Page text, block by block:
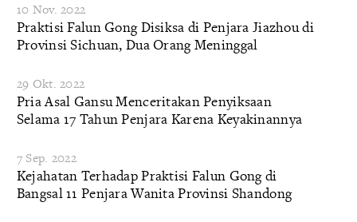
10 Nov. 2022
Praktisi Falun Gong Disiksa di Penjara Jiazhou di
Provinsi Sichuan, Dua Orang Meninggal
29 Okt. 2022
Pria Asal Gansu Menceritakan Penyiksaan
Selama 17 Tahun Penjara Karena Keyakinannya
7 Sep. 2022
Kejahatan Terhadap Praktisi Falun Gong di
Bangsal 11 Penjara Wanita Provinsi Shandong